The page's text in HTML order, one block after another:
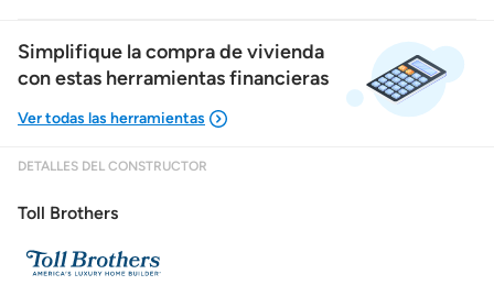
Simplifique la compra de vivienda
con estas herramientas financieras
DETALLES DEL CONSTRUCTOR
Toll Brothers